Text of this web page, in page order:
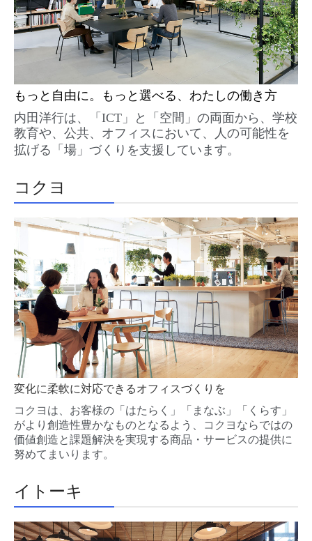
もっと自由に。もっと選べる、わたしの働き方
内田洋行は、「 ICT 」と「空間」の両面から、学校
教育や、公共、オフィスにおいて、人の可能性を
拡げる「場」づくりを支援しています。
コクヨ
変化に柔軟に対応できるオフィスづくりを
コクヨ は、お客様の「はたらく」「まなぶ」「くらす」
がより創造性豊かなものとなるよう、
コクヨ ならではの
価値創造と課題解決を実現する商品・サービスの提供に
努めてまいります。
イトーキ